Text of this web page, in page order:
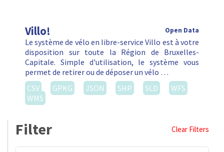
Villo! Open Data
Le système de vélo en libre-service Villo est à votre
disposition sur toute la Région de Bruxelles-
Capitale. Simple d'utilisation, le système vous
permet de retirer ou de déposer un vélo …
CSV
GPKG JSON SHP SLD
WFS
WMS
Filter Clear Filters